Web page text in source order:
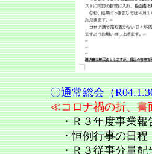
〇通常総会（
≪コロナ禍の折、書
・Ｒ３年度事業報
・恒例行事の日程
・Ｒ３従事分量配